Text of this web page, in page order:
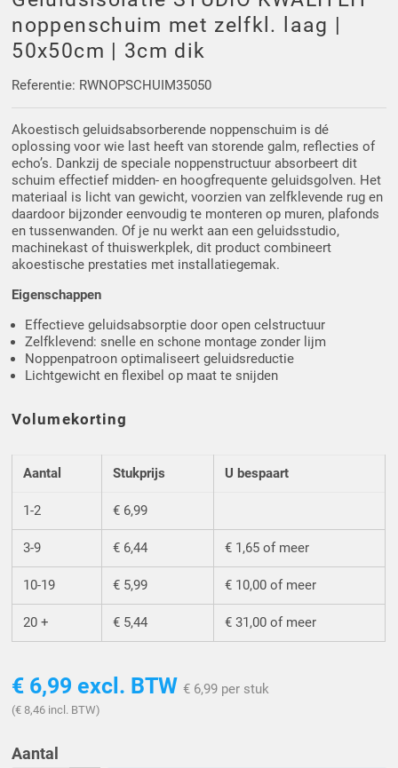
Driehoek/Wig profielen
Silicone U Profielen
Luikenpakking
Oploopprofielen
Hoekprofielen
O-ringen
Schoonmaakmiddel
noppenschuim met zelfkl. laag |
50x50cm | 3cm dik
Referentie: RWNOPSCHUIM35050
Akoestisch geluidsabsorberende noppenschuim is dé
oplossing voor wie last heeft van storende galm, reflecties of
echo’s. Dankzij de speciale noppenstructuur absorbeert dit
schuim effectief midden- en hoogfrequente geluidsgolven. Het
materiaal is licht van gewicht, voorzien van zelfklevende rug en
daardoor bijzonder eenvoudig te monteren op muren, plafonds
en tussenwanden. Of je nu werkt aan een geluidsstudio,
machinekast of thuiswerkplek, dit product combineert
akoestische prestaties met installatiegemak.
Eigenschappen
Effectieve geluidsabsorptie door open celstructuur
Zelfklevend: snelle en schone montage zonder lijm
Noppenpatroon optimaliseert geluidsreductie
Lichtgewicht en flexibel op maat te snijden
Volumekorting
Aantal Stukprijs U bespaart
1-2 € 6,99
3-9 € 6,44 € 1,65 of meer
10-19 € 5,99 € 10,00 of meer
20 + € 5,44 € 31,00 of meer
€ 6,99 excl. BTW € 6,99 per stuk
(€ 8,46 incl. BTW)
Aantal